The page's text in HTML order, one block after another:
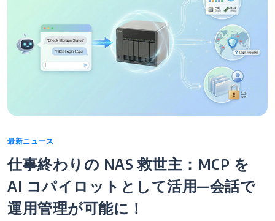
Categories
最新ニュース
仕事終わりの NAS 救世主：MCP を
AI コパイロットとして活用—会話で
運用管理が可能に！